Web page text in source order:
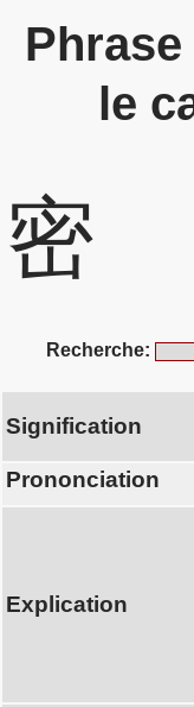
le
密
Recherche:
Signification
Prononciation
Explication